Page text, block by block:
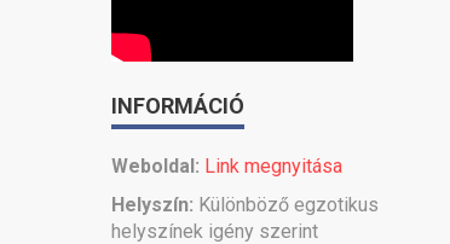
INFORMÁCIÓ
Weboldal: Link megnyitása
Helyszín: Különböző egzotikus
helyszínek igény szerint